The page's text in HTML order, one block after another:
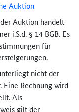
Auktion
Auktion handelt
i.S.d. § 14 BGB. Es
für
nicht der
Eine Rechnung wird
Als
gilt der